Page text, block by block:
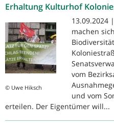
Erhaltung Kulturhof
© Uwe Hiksch
13.09.2024
machen
vom
und vom
erteilen. Der Eigentümer will...